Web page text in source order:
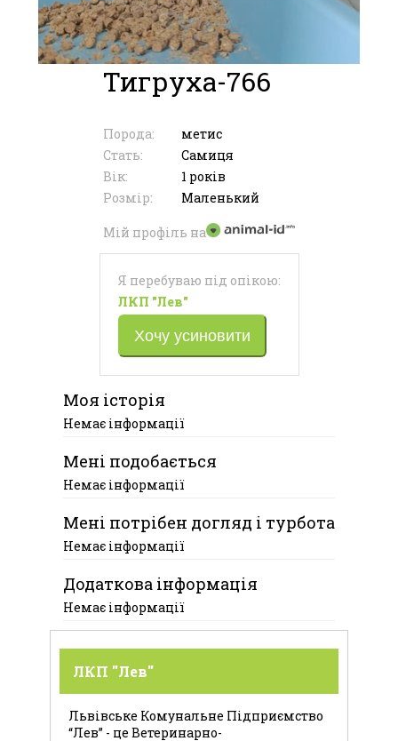
Тигруха-766
Порода:
Стать:
Вік:
Розмір:
метис
Самиця
1 років
Маленький
Мій профіль на
Я перебуваю під опікою:
ЛКП "Лев"
Хочу усиновити
Моя історія
Немає інформації
Мені подобається
Немає інформації
Мені потрібен догляд і турбота
Немає інформації
Додаткова інформація
Немає інформації
ЛКП "Лев"
Львівське Комунальне Підприємство
“Лев” - це Ветеринарно-